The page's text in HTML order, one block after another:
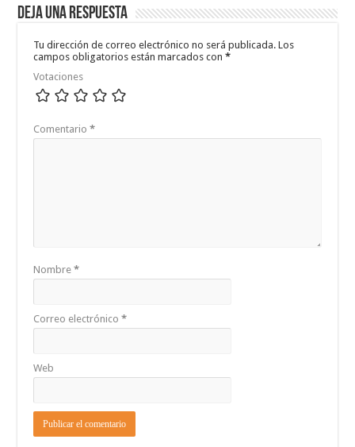
Deja una respuesta
Tu dirección de correo electrónico no será publicada. Los
campos obligatorios están marcados con*
Votaciones
Comentario*
Nombre*
Correo electrónico*
Web